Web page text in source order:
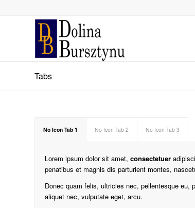
Tabs
No Icon Tab 1 No Icon Tab 2 No Icon Tab 3
Lorem ipsum dolor sit amet, consectetuer
penatibus et magnis dis parturient montes,
Donec quam felis, ultricies nec, pellentesque eu,
aliquet nec, vulputate eget, arcu.